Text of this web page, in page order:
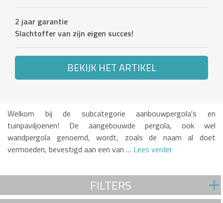
2 jaar garantie
Slachtoffer van zijn eigen succes!
BEKIJK HET ARTIKEL
Welkom bij de subcategorie aanbouwpergola's en
tuinpaviljoenen! De aangebouwde pergola, ook wel
wandpergola genoemd, wordt, zoals de naam al doet
vermoeden, bevestigd aan een van … Lees verder
FILTERS